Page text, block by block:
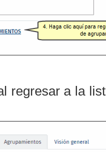
regresar a la